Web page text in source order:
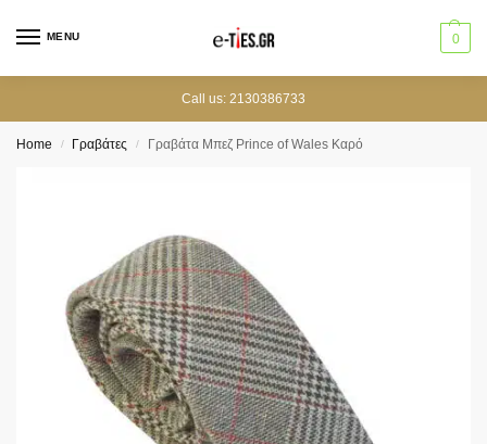
MENU 0
Call us: 2130386733
Home / Γραβάτες / Γραβάτα Μπεζ Prince of Wales Καρό